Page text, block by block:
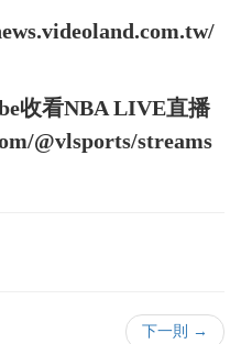
收看NBA LIVE直播
@vlsports/streams
下一則 →